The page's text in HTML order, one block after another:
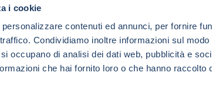
i cookie
contenuti ed annunci, per fornire
Condividiamo inoltre informazioni sul
occupano di analisi dei dati web, pubblicità e
che hai fornito loro o che hanno raccolto